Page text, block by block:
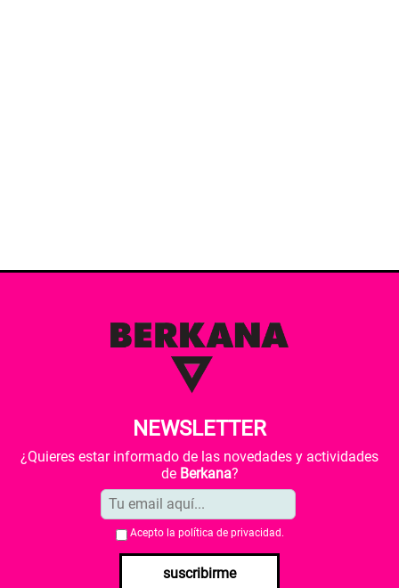
NEWSLETTER
¿Quieres estar informado de las novedades y actividades
de Berkana?
Acepto la política de privacidad .
suscribirme